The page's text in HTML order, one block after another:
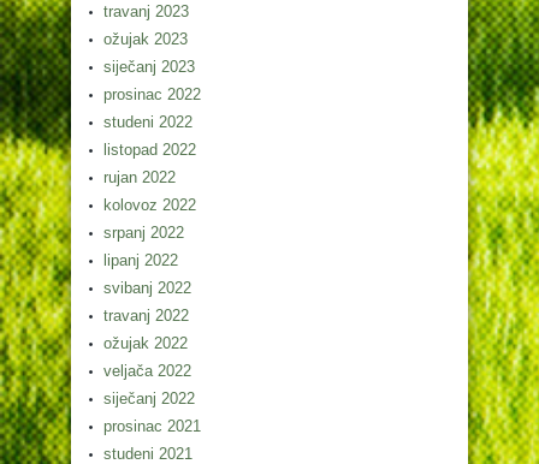
travanj 2023
ožujak 2023
siječanj 2023
prosinac 2022
studeni 2022
listopad 2022
rujan 2022
kolovoz 2022
srpanj 2022
lipanj 2022
svibanj 2022
travanj 2022
ožujak 2022
veljača 2022
siječanj 2022
prosinac 2021
studeni 2021